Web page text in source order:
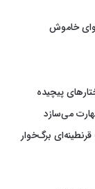
خاموش
پیچیده
می‌سازد
برگ‌خوار